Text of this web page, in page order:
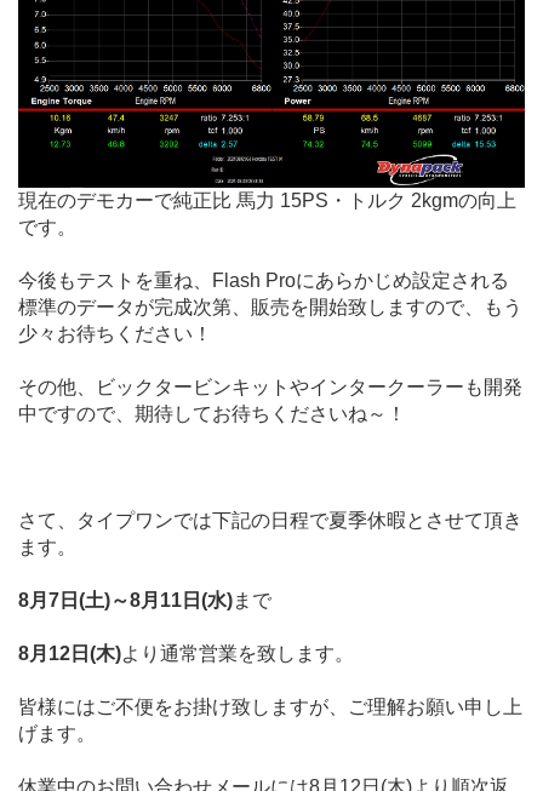
現在のデモカーで純正比 馬力 15PS・トルク 2kgmの向上
です。
今後もテストを重ね、Flash Proにあらかじめ設定される
標準のデータが完成次第、販売を開始致しますので、もう
少々お待ちください！
その他、ビックタービンキットやインタークーラーも開発
中ですので、期待してお待ちくださいね～！
さて、タイプワンでは下記の日程で夏季休暇とさせて頂き
ます。
8月7日(土)～8月11日(水)まで
8月12日(木)より通常営業を致します。
皆様にはご不便をお掛け致しますが、ご理解お願い申し上
げます。
休業中のお問い合わせメールには8月12日(木)より順次返